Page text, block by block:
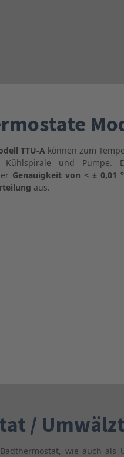
TTU-A können zum
Kühlspirale und Pumpe.
Genauigkeit von < ± 0,01
aus.
/
wie auch als